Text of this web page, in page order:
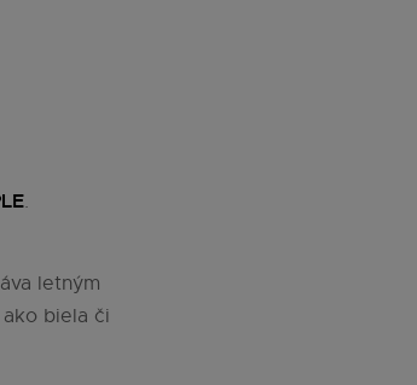
.
letným
biela či